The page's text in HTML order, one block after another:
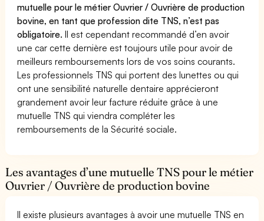
mutuelle pour le métier Ouvrier / Ouvrière de production
bovine, en tant que profession dite TNS, n’est pas
obligatoire.Il est cependant recommandé d’en avoir
une car cette dernière est toujours utile pour avoir de
meilleurs remboursements lors de vos soins courants.
Les professionnels TNS qui portent des lunettes ou qui
ont une sensibilité naturelle dentaire apprécieront
grandement avoir leur facture réduite grâce à une
mutuelle TNS qui viendra compléter les
remboursements de la Sécurité sociale.
Les avantages d’une mutuelle TNS pour le métier
Ouvrier / Ouvrière de production bovine
Il existe plusieurs avantages à avoir une mutuelle TNS en